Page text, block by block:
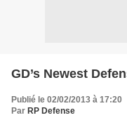
GD’s Newest
Publié le 02/02/2013 à 17:20
Par RP Defense